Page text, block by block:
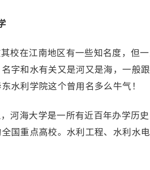
校在江南地区有一些知名度，但
字和水有关又是河又是海，一般
水利学院这个曾用名多么牛气！
河海大学是一所有近百年办学历
国重点高校。水利工程、水利水